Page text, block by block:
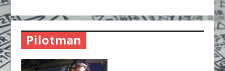
Pilotman